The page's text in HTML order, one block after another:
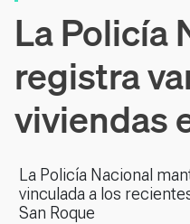
La Policía
registra
viviendas
La Policía Nacional
vinculada a los
San Roque